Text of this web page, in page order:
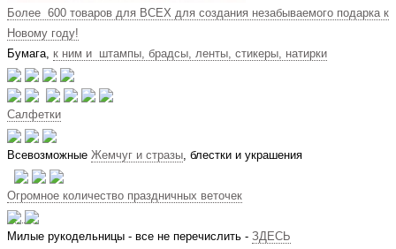
Более 600 товаров для ВСЕХ для создания незабываемого подарка к
Новому году!
Бумага, к ним и штампы, брадсы, ленты, стикеры, натирки
Салфетки
Всевозможные Жемчуг и стразы, блестки и украшения
Огромное количество праздничных веточек
Милые рукодельницы - все не перечислить - ЗДЕСЬ